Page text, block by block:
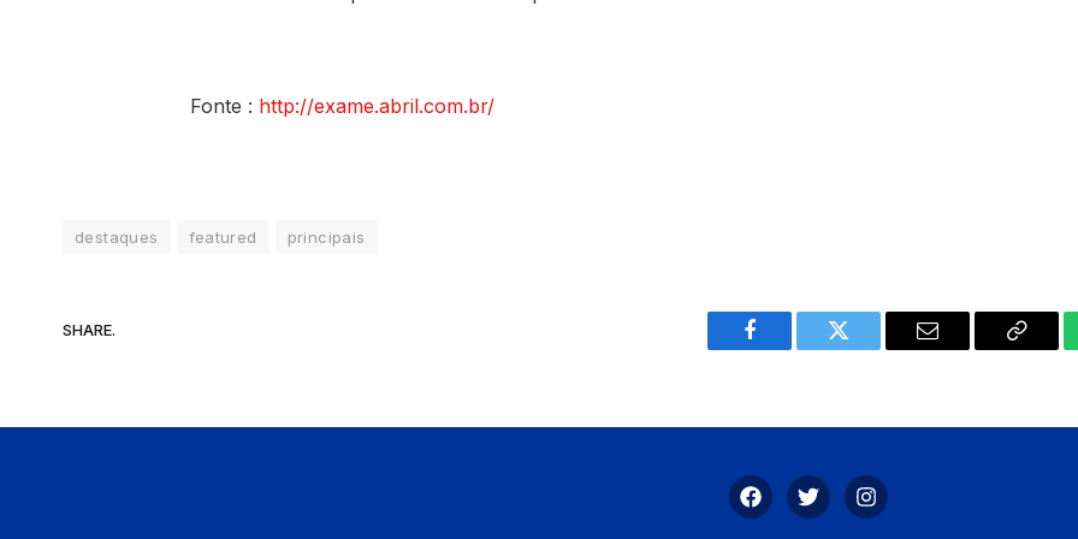
Fonte : http://exame.abril.com.br/
destaques featured principais
SHARE.
Facebook Twitter Email
Copy